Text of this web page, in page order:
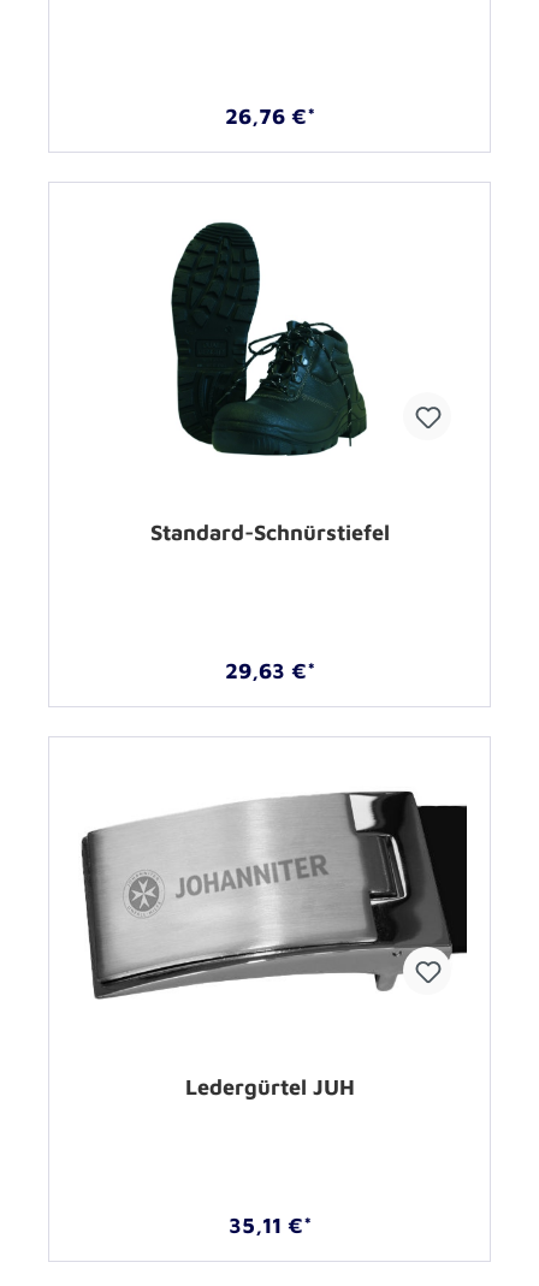
26,76 €*
Standard-Schnürstiefel
29,63 €*
Ledergürtel JUH
35,11 €*